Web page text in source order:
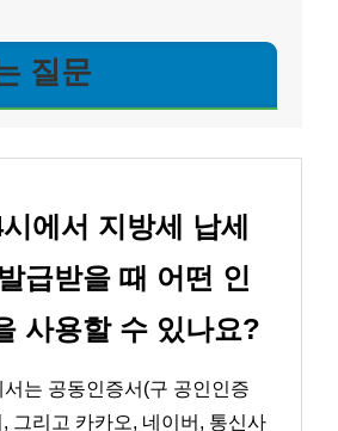
질문
에서 지방세 납세
급받을 때 어떤 인
사용할 수 있나요?
는 공동인증서(구 공인인증
그리고 카카오, 네이버, 통신사